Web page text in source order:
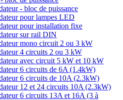
- bloc de puissance
pour lampes LED
pour installation fixe
sur rail DIN
mono circuit 2 ou 3 kW
4 circuits 2 ou 3 kW
avec circuit 5 kW et 10 kW
6 circuits de 6A (1.4kW)
6 circuits de 10A (2.3kW)
12 et 24 circuits 10A (2.3kW)
6 circuits 13A et 16A (3 à